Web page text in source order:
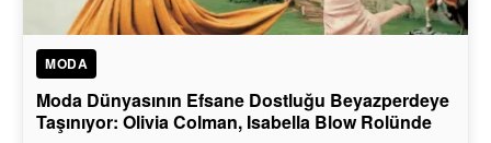
MODA
Moda Dünyasının Efsane Dostluğu Beyazperdeye
Taşınıyor: Olivia Colman, Isabella Blow Rolünde